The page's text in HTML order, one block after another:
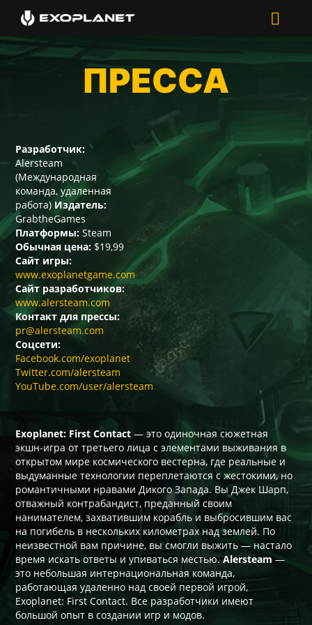
ПРЕССА
Разработчик:
Alersteam
(Международная
команда, удаленная
работа) Издатель:
GrabtheGames
Платформы: Steam
Обычная цена: $19,99
Сайт игры:
www.exoplanetgame.com
Сайт разработчиков:
www.alersteam.com
Контакт для прессы:
pr@alersteam.com
Соцсети:
Facebook.com/exoplanet
Twitter.com/alersteam
YouTube.com/user/alersteam
Exoplanet: First Contact — это одиночная сюжетная
экшн-игра от третьего лица с элементами выживания в
открытом мире космического вестерна, где реальные и
выдуманные технологии переплетаются с жестокими, но
романтичными нравами Дикого Запада. Вы Джек Шарп,
отважный контрабандист, преданный своим
нанимателем, захватившим корабль и выбросившим вас
на погибель в нескольких километрах над землей. По
неизвестной вам причине, вы смогли выжить — настало
время искать ответы и упиваться местью.Alersteam —
это небольшая интернациональная команда,
работающая удаленно над своей первой игрой,
Exoplanet: First Contact. Все разработчики имеют
большой опыт в создании игр и модов.